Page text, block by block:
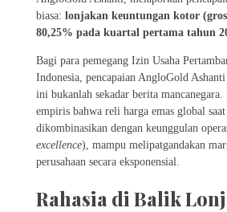
biasa: lonjakan keuntungan kotor
80,25% pada kuartal pertama tahun
Bagi para pemegang Izin Usaha
Indonesia, pencapaian AngloGold
ini bukanlah sekadar berita
empiris bahwa reli harga emas global
dikombinasikan dengan keunggulan
excellence), mampu melipatgandakan
perusahaan secara eksponensial.
Rahasia di Balik